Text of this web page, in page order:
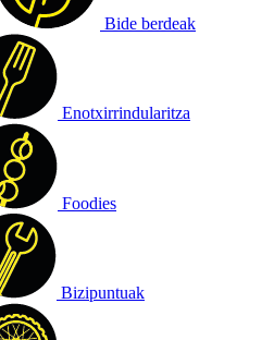
Bide berdeak
Enotxirrindularitza
Foodies
Bizipuntuak